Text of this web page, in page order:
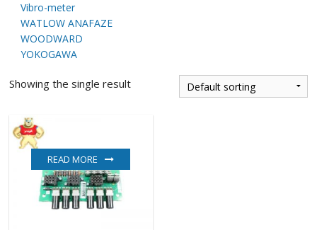
Vibro-meter
WATLOW ANAFAZE
WOODWARD
YOKOGAWA
Showing the single result
READ MORE